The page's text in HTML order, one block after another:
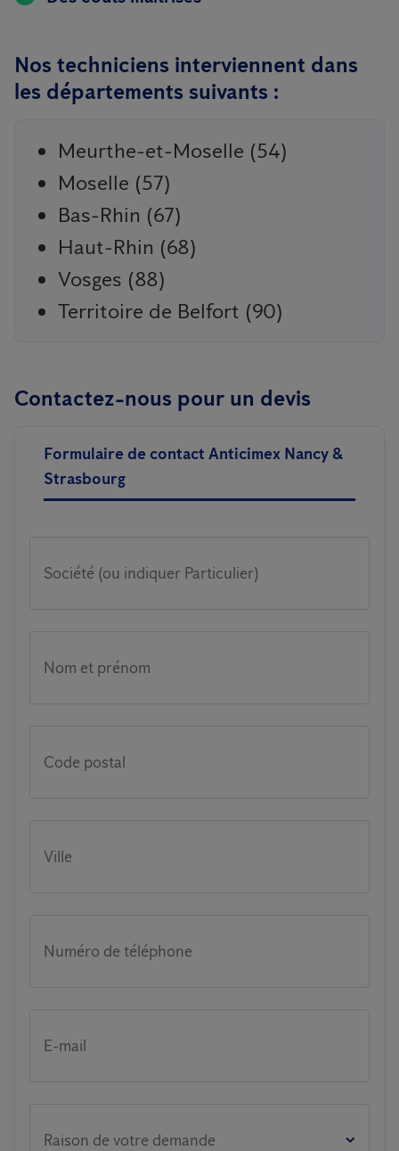
Nos techniciens interviennent dans
les départements suivants :
Meurthe-et-Moselle (54)
Moselle (57)
Bas-Rhin (67)
Haut-Rhin (68)
Vosges (88)
Territoire de Belfort (90)
Contactez-nous pour un devis
Formulaire de contact Anticimex Nancy &
Strasbourg
Société (ou indiquer Particulier)
Nom et prénom
Code postal
Ville
Numéro de téléphone
E-mail
Raison de votre demande